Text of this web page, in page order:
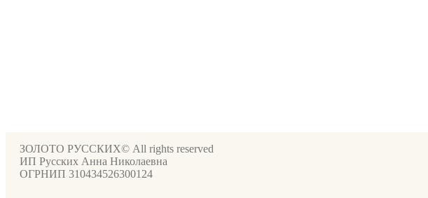
ЗОЛОТО РУССКИХ© All rights reserved
ИП Русских Анна Николаевна
ОГРНИП 310434526300124